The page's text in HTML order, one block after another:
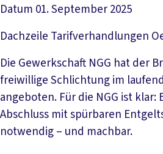
Datum 01. September 2025
Dachzeile Tarifverhandlungen
Die Gewerkschaft NGG hat der
freiwillige Schlichtung im
angeboten. Für die NGG ist
Abschluss mit spürbaren
notwendig – und machbar.